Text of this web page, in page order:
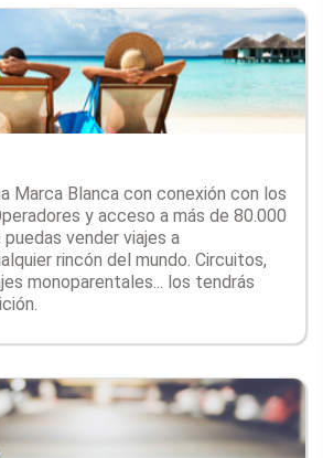
Marca Blanca con conexión con los
y acceso a más de 80.000
vender viajes a
rincón del mundo. Circuitos,
monoparentales... los tendrás